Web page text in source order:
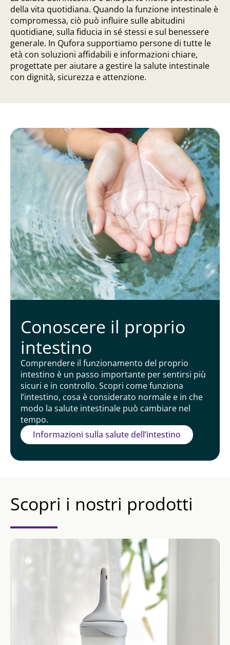
della vita quotidiana. Quando la funzione intestinale è
compromessa, ciò può influire sulle abitudini
quotidiane, sulla fiducia in sé stessi e sul benessere
generale. In Qufora supportiamo persone di tutte le
età con soluzioni affidabili e informazioni chiare,
progettate per aiutare a gestire la salute intestinale
con dignità, sicurezza e attenzione.
Conoscere il proprio
intestino
Comprendere il funzionamento del proprio
intestino è un passo importante per sentirsi più
sicuri e in controllo. Scopri come funziona
l’intestino, cosa è considerato normale e in che
modo la salute intestinale può cambiare nel
tempo.
Informazioni sulla salute dell’intestino
Scopri i nostri prodotti